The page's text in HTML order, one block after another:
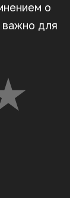
о
важно для